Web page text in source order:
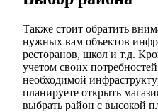
Также стоит обратить
нужных вам объектов
ресторанов, школ и т.д.
учетом своих
необходимой
планируете открыть
выбрать район с высокой